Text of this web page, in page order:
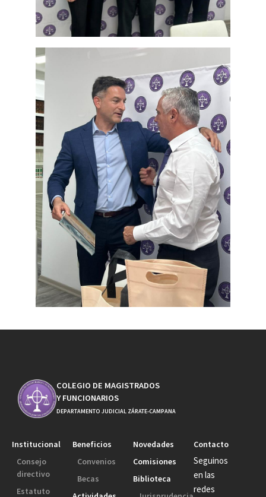
COLEGIO DE MAGISTRADOS
Y FUNCIONARIOS
DEPARTAMENTO JUDICIAL ZÁRATE-CAMPANA
Institucional
Consejo
directivo
Estatuto
Beneficios
Convenios
Becas
Novedades
Comisiones
Biblioteca
Contacto
Seguinos
en las
redes